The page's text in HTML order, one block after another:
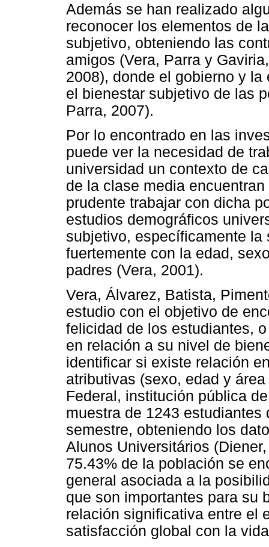
Además se han realizado
reconocer los elementos de
subjetivo, obteniendo las
amigos (Vera, Parra y
2008), donde el gobierno y
el bienestar subjetivo de las
Parra, 2007).
Por lo encontrado en las
puede ver la necesidad de
universidad un contexto de
de la clase media
prudente trabajar con dicha
estudios demográficos
subjetivo, específicamente
fuertemente con la edad,
padres (Vera, 2001).
Vera, Álvarez, Batista,
estudio con el objetivo de
felicidad de los estudiantes,
en relación a su nivel de
identificar si existe relación
atributivas (sexo, edad y
Federal, institución pública
muestra de 1243
semestre, obteniendo los
Alunos Universitários
75.43% de la población se
general asociada a la
que son importantes para su
relación significativa entre el
satisfacción global con la